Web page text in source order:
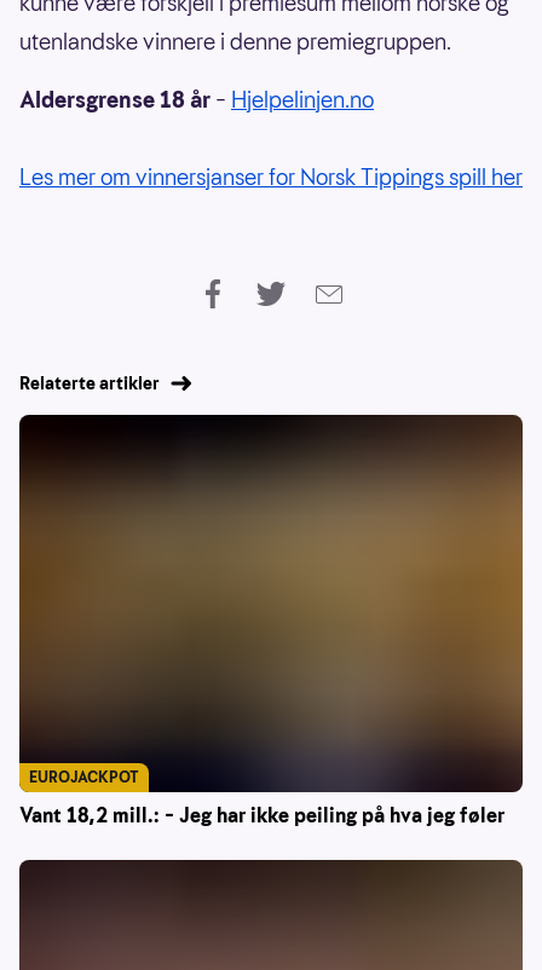
utenlandske vinnere i denne premiegruppen.
Aldersgrense 18 år – Hjelpelinjen.no
Les mer om vinnersjanser for Norsk Tippings spill her
Relaterte artikler
Vant 18,2 mill.: – Jeg har ikke peiling på hva jeg føler
EUROJACKPOT